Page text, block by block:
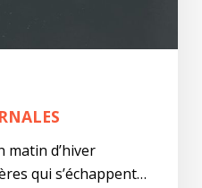
matin d’hiver
qui s’échappent…